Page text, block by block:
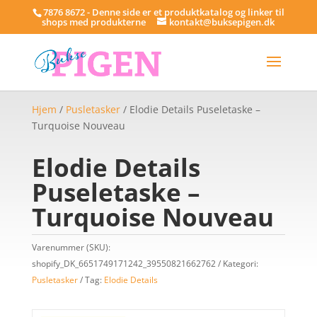
7876 8672 - Denne side er et produktkatalog og linker til
shops med produkterne kontakt@buksepigen.dk
Hjem / Pusletasker/ Elodie Details Puseletaske –
Turquoise Nouveau
Elodie Details
Puseletaske –
Turquoise Nouveau
Varenummer (SKU):
shopify_DK_6651749171242_39550821662762
Kategori:
Pusletasker
Tag: Elodie Details